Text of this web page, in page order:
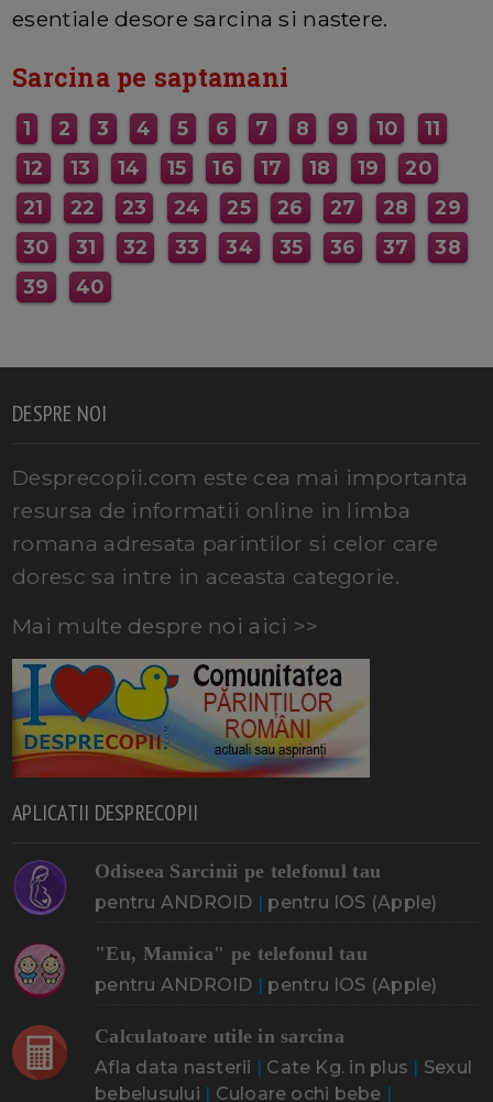
esentiale desore sarcina si nastere.
Sarcina pe saptamani
1 2 3 4 5 6 7 8 9 10
11
12
13 14 15 16 17 18 19
20
21
22 23 24 25 26 27 28
29
30
31 32 33 34 35 36 37
38
39
40
DESPRE NOI
Desprecopii.com este cea mai importanta
resursa de informatii online in limba
romana adresata parintilor si celor care
doresc sa intre in aceasta categorie.
Mai multe despre noi aici >>
APLICATII DESPRECOPII
Odiseea Sarcinii pe telefonul tau
pentru ANDROID | pentru IOS (Apple)
"Eu, Mamica" pe telefonul tau
pentru ANDROID | pentru IOS (Apple)
Calculatoare utile in sarcina
Afla data nasterii | Cate Kg. in plus | Sexul
bebelusului | Culoare ochi bebe |